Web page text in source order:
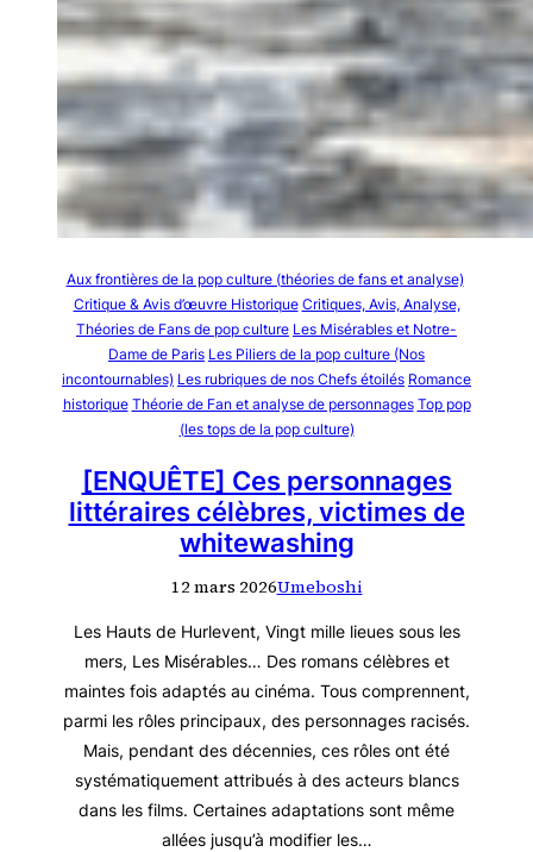
Aux frontières de la pop culture (théories de fans et analyse)
Critique & Avis d’œuvre Historique Critiques, Avis, Analyse,
Théories de Fans de pop culture Les Misérables et Notre-
Dame de Paris Les Piliers de la pop culture (Nos
incontournables) Les rubriques de nos Chefs étoilés Romance
historique Théorie de Fan et analyse de personnages Top pop
(les tops de la pop culture)
[ENQUÊTE] Ces personnages
littéraires célèbres, victimes de
whitewashing
12 mars 2026Umeboshi
Les Hauts de Hurlevent, Vingt mille lieues sous les
mers, Les Misérables… Des romans célèbres et
maintes fois adaptés au cinéma. Tous comprennent,
parmi les rôles principaux, des personnages racisés.
Mais, pendant des décennies, ces rôles ont été
systématiquement attribués à des acteurs blancs
dans les films. Certaines adaptations sont même
allées jusqu’à modifier les…